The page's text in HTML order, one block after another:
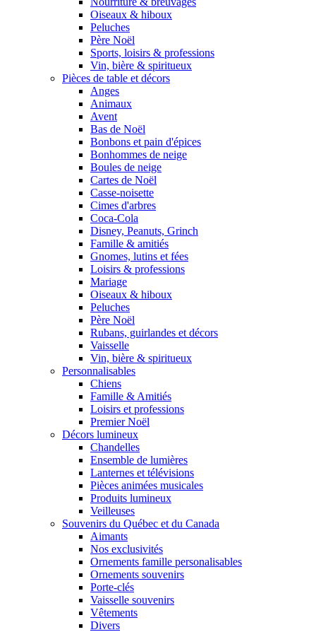
Oiseaux & hiboux
Peluches
Père Noël
Sports, loisirs & professions
Vin, bière & spiritueux
Pièces de table et décors
Anges
Animaux
Avent
Bas de Noël
Bonbons et pain d'épices
Bonhommes de neige
Boules de neige
Cartes de Noël
Casse-noisette
Cimes d'arbres
Coca-Cola
Disney, Peanuts, Grinch
Famille & amitiés
Gnomes, lutins et fées
Loisirs & professions
Mariage
Oiseaux & hiboux
Peluches
Père Noël
Rubans, guirlandes et décors
Vaisselle
Vin, bière & spiritueux
Personnalisables
Chiens
Famille & Amitiés
Loisirs et professions
Premier Noël
Décors lumineux
Chandelles
Ensemble de lumières
Lanternes et télévisions
Pièces animées musicales
Produits lumineux
Veilleuses
Souvenirs du Québec et du Canada
Aimants
Nos exclusivités
Ornements famille personalisables
Ornements souvenirs
Porte-clés
Vaisselle souvenirs
Vêtements
Divers